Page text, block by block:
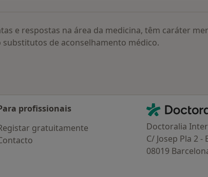
e respostas na área da medicina, têm caráter
de aconselhamento médico.
profissionais
gratuitamente
Contacto
Doctoralia -
Doctoralia
C/ Josep Pla 2
08019